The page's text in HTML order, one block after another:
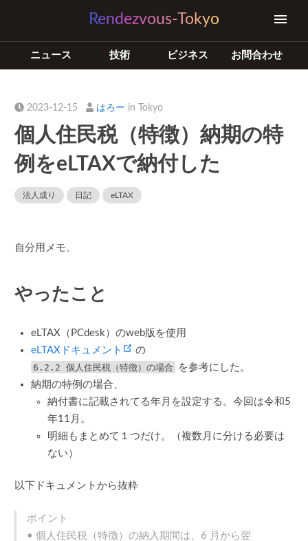
Rendezvous-Tokyo
ニュース 技術 ビジネス お問合わせ
2023-12-15 はろー in Tokyo
個人住民税（特徴）納期の特
例をeLTAXで納付した
法人成り 日記 eLTAX
自分用メモ。
やったこと
eLTAX（PCdesk）のweb版を使用
eLTAXドキュメント
(opens new window)
の
6.2.2 個人住民税（特徴）の場合
を参考にした。
納期の特例の場合、
納付書に記載されてる年月を設定する。今回は令和5
年11月。
明細もまとめて１つだけ。（複数月に分ける必要は
ない）
以下ドキュメントから抜粋
ポイント
• 個人住民税（特徴）の納入期間は、6 月から翌